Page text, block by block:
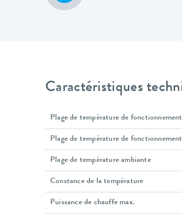
Caractéristiques
Plage de température de fonctionnement
Plage de température de fonctionnement
Plage de température ambiante
Constance de la température
Puissance de chauffe max.